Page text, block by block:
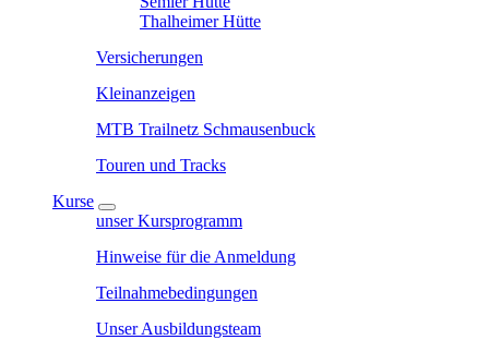
Thalheimer Hütte
Versicherungen
Kleinanzeigen
MTB Trailnetz Schmausenbuck
Touren und Tracks
Kurse
unser Kursprogramm
Hinweise für die Anmeldung
Teilnahmebedingungen
Unser Ausbildungsteam